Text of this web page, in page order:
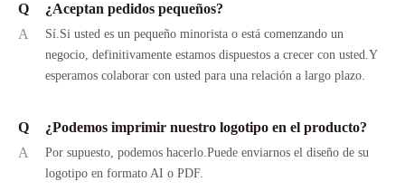
Q
¿Aceptan pedidos pequeños?
A
Sí.Si usted es un pequeño minorista o está comenzando un
negocio, definitivamente estamos dispuestos a crecer con usted.Y
esperamos colaborar con usted para una relación a largo plazo.
Q
¿Podemos imprimir nuestro logotipo en el producto?
A
Por supuesto, podemos hacerlo.Puede enviarnos el diseño de su
logotipo en formato AI o PDF.